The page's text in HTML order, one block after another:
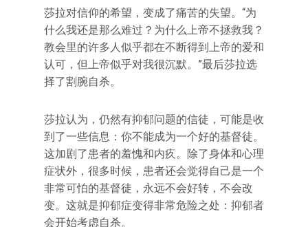
莎拉对信仰的希望，变成了痛苦的失望。“为
什么我还是那么难过？为什么上帝不拯救我？
教会里的许多人似乎都在不断得到上帝的爱和
认可，但上帝似乎对我很沉默。”最后莎拉选
择了割腕自杀。
莎拉认为，仍然有抑郁问题的信徒，可能是收
到了一些信息：你不能成为一个好的基督徒。
这加剧了患者的羞愧和内疚。除了身体和心理
症状外，很多时候，患者还会觉得自己是一个
非常可怕的基督徒，永远不会好转，不会改
变。这就是抑郁症变得非常危险之处：抑郁者
会开始考虑自杀。